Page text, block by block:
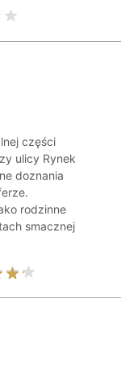
części
ulicy Rynek
doznania
rodzinne
smacznej